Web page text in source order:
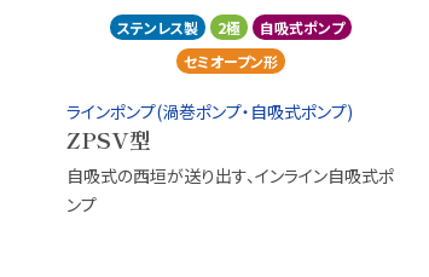
ステンレス製 2極
自吸式ポンプ
セミオープン形
ラインポンプ(渦巻ポンプ・自吸式ポンプ)
ZPSV型
自吸式の西垣が送り出す、インライン自吸式ポ
ンプ